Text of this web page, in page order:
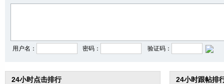
用户名： 密码： 验证码：
24小时点击排行 24小时跟帖排